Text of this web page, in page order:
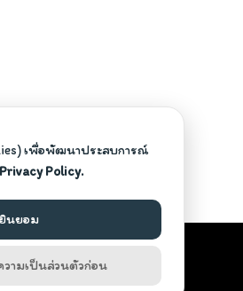
เพื่อพัฒนาประสบการณ์
Privacy Policy.
นยอม
ามเป็นส่วนตัวก่อน